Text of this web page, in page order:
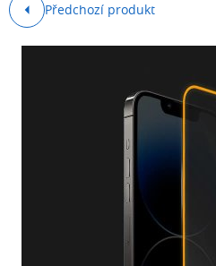
Předchozí produkt